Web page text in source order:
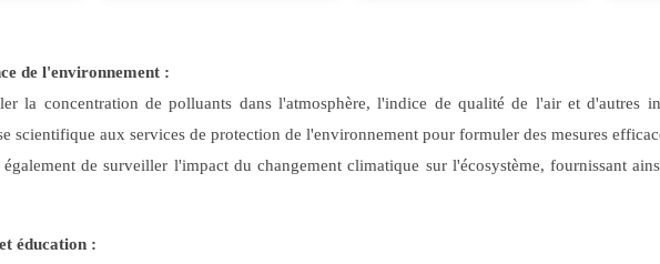
de l'environnement :
la concentration de polluants dans l'atmosphère, l'indice de qualité de l'air et d'autres
scientifique aux services de protection de l'environnement pour formuler des mesures
de surveiller l'impact du changement climatique sur l'écosystème, fournissant
éducation :